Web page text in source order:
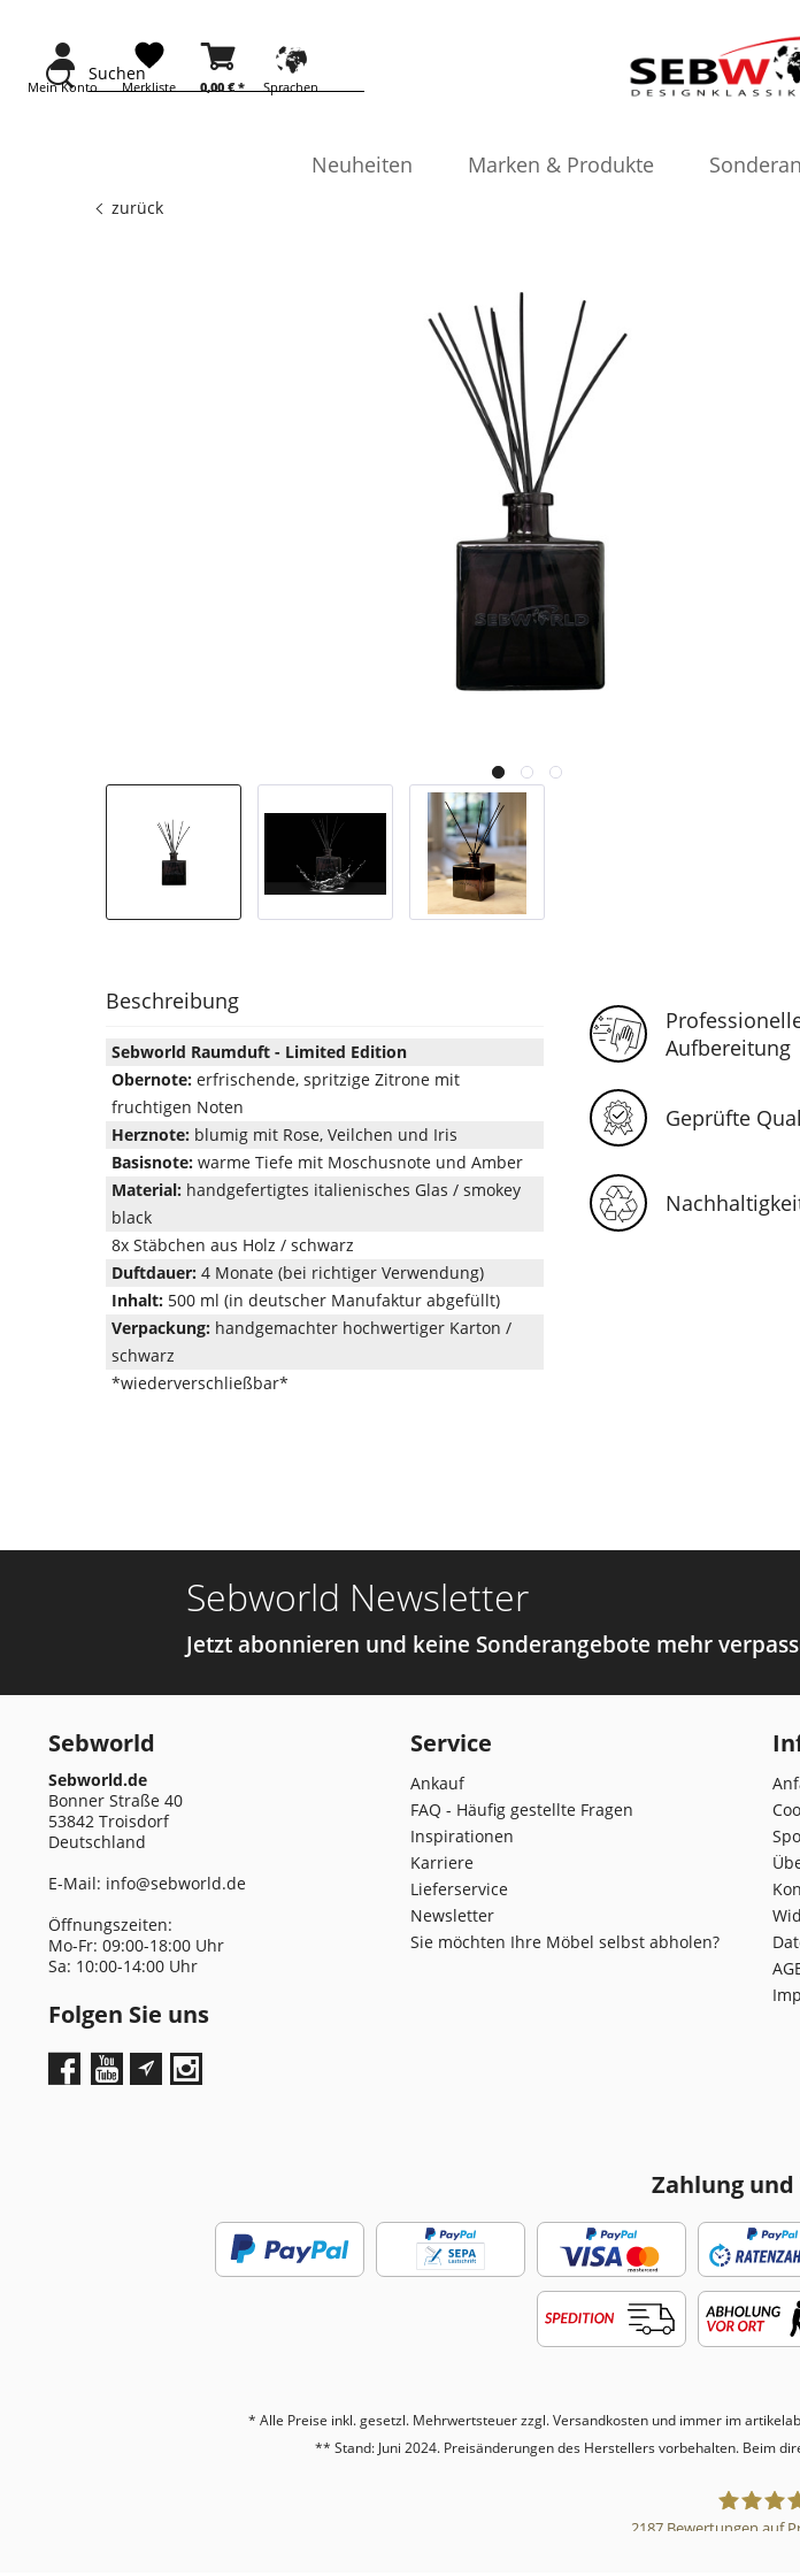
Suchen
Mein Konto 0,00 €*
Merkliste Sprachen
Neuheiten Marken & Produkte
zurück
Beschreibung
Sebworld Raumduft - Limited Edition
Obernote: erfrischende, spritzige Zitrone mit
fruchtigen Noten
Herznote: blumig mit Rose, Veilchen und Iris
Basisnote: warme Tiefe mit Moschusnote und Amber
Material: handgefertigtes italienisches Glas / smokey
black
8x Stäbchen aus Holz / schwarz
Duftdauer: 4 Monate (bei richtiger Verwendung)
Inhalt: 500 ml (in deutscher Manufaktur abgefüllt)
Verpackung: handgemachter hochwertiger Karton /
schwarz
*wiederverschließbar*
Aufbereitung
Geprüfte
Sebworld Newsletter
Jetzt abonnieren und keine Sonderangebote mehr
Sebworld
Sebworld.de
Bonner Straße 40
53842 Troisdorf
Deutschland
E-Mail: info@sebworld.de
Öffnungszeiten:
Mo-Fr: 09:00-18:00 Uhr
Sa: 10:00-14:00 Uhr
Folgen Sie uns
Service
Ankauf
FAQ - Häufig gestellte Fragen
Inspirationen
Karriere
Lieferservice
Newsletter
Sie möchten Ihre Möbel selbst abholen?
Zahlung und
* Alle Preise inkl. gesetzl. Mehrwertsteuer zzgl.Versandkosten und immer im
** Stand: Juni 2024. Preisänderungen des Herstellers vorbehalten. Beim
2187Bewertungen auf